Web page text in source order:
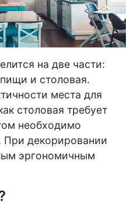
на две части:
и столовая.
места для
столовая требует
необходимо
При декорировании
эргономичным